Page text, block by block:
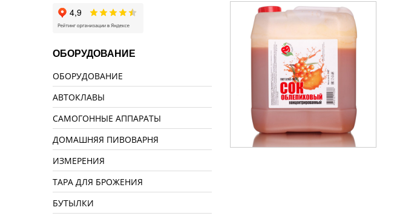
ОБОРУДОВАНИЕ
ОБОРУДОВАНИЕ
АВТОКЛАВЫ
САМОГОННЫЕ АППАРАТЫ
ДОМАШНЯЯ ПИВОВАРНЯ
ИЗМЕРЕНИЯ
ТАРА ДЛЯ БРОЖЕНИЯ
БУТЫЛКИ